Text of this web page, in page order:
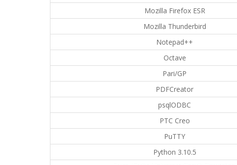
Mozilla Firefox ESR
Mozilla Thunderbird
Notepad++
Octave
Pari/GP
PDFCreator
psqlODBC
PTC Creo
PuTTY
Python 3.10.5